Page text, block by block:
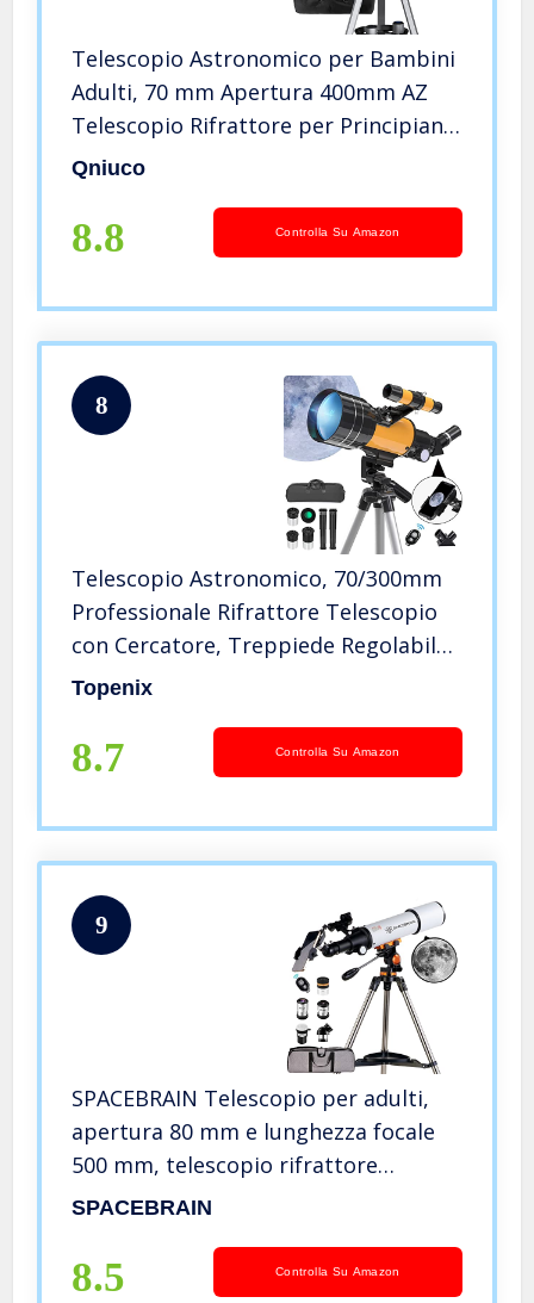
Telescopio Astronomico per Bambini
Adulti, 70 mm Apertura 400mm AZ
Telescopio Rifrattore per Principianti
Astronomia, HD Telescopio Portatile
Treppiede e Zaino
Qniuco
8.8 Controlla Su Amazon
8
Telescopio Astronomico, 70/300mm
Professionale Rifrattore Telescopio
con Cercatore, Treppiede Regolabile,
Adattatore Telefonico, per
per Osservare La Luna
Topenix
8.7 Controlla Su Amazon
9
SPACEBRAIN Telescopio per adulti,
apertura 80 mm e lunghezza focale
500 mm, telescopio rifrattore
astronomico professionale per
adattatore per smartphone.
SPACEBRAIN
8.5 Controlla Su Amazon